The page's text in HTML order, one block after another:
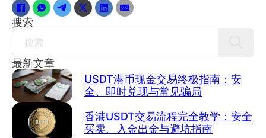
搜索
Search
最新文章
USDT港币现金交易终极指南：安
全、即时兑现与常见骗局
香港USDT交易流程完全教学：安全
买卖、入金出金与避坑指南